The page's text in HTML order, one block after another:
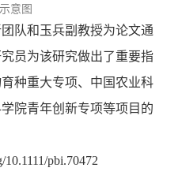
意图
队和玉兵副教授为论文通
员为该研究做出了重要指
种重大专项、中国农业科
院青年创新专项等项目的
pbi.70472